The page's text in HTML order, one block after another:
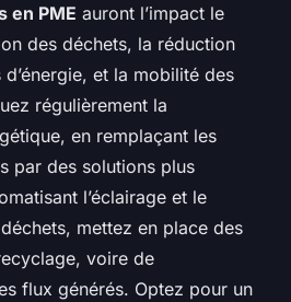
en PME auront l’impact le
des déchets, la réduction
et la mobilité des
régulièrement la
en remplaçant les
par des solutions plus
l’éclairage et le
mettez en place des
voire de
flux générés. Optez pour un